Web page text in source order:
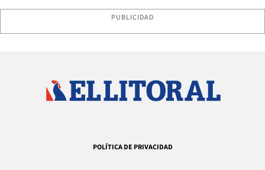
PUBLICIDAD
POLÍTICA DE PRIVACIDAD